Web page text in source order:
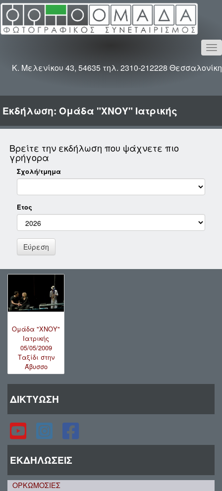
Κ. Μελενίκου 43, 54635 τηλ. 2310-212228 Θεσσαλονίκη
Εκδήλωση: Ομάδα "ΧΝΟΥ" Ιατρικής
Βρείτε την εκδήλωση που ψάχνετε πιο
γρήγορα
Σχολή/τμημα
Έτος
Ομάδα "ΧΝΟΥ"
Ιατρικής
05/05/2009
Ταξίδι στην
Άβυσσο
ΔΙΚΤΥΩΣΗ
ΕΚΔΗΛΩΣΕΙΣ
ΟΡΚΩΜΟΣΙΕΣ